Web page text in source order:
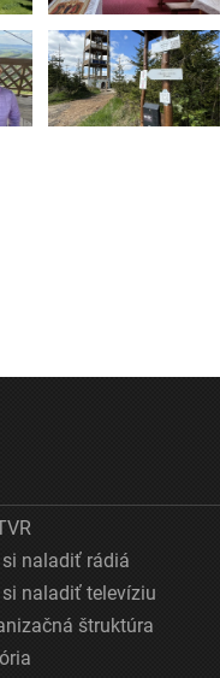
naladiť rádiá
naladiť televíziu
štruktúra